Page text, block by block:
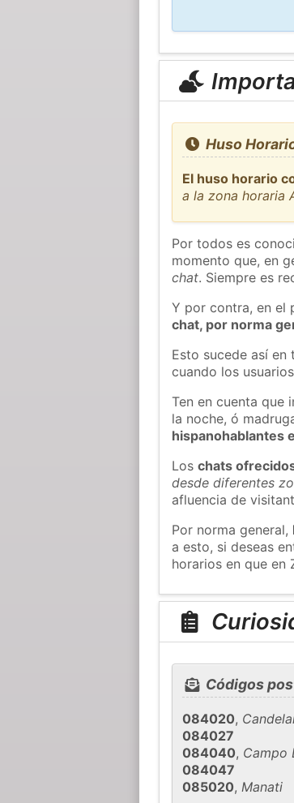
Huso
El huso horario
a la zona horaria
Por todos es
momento que, en
chat. Siempre es
Y por contra, en el
chat, por norma
Esto sucede así
cuando los
Ten en cuenta que
la noche, ó
hispanohablantes
Loschats
desde diferentes
afluencia de
Por norma general,
a esto, si deseas
horarios en que en
Códigos
084020,
084027
084040, Campo
084047
085020,Manati